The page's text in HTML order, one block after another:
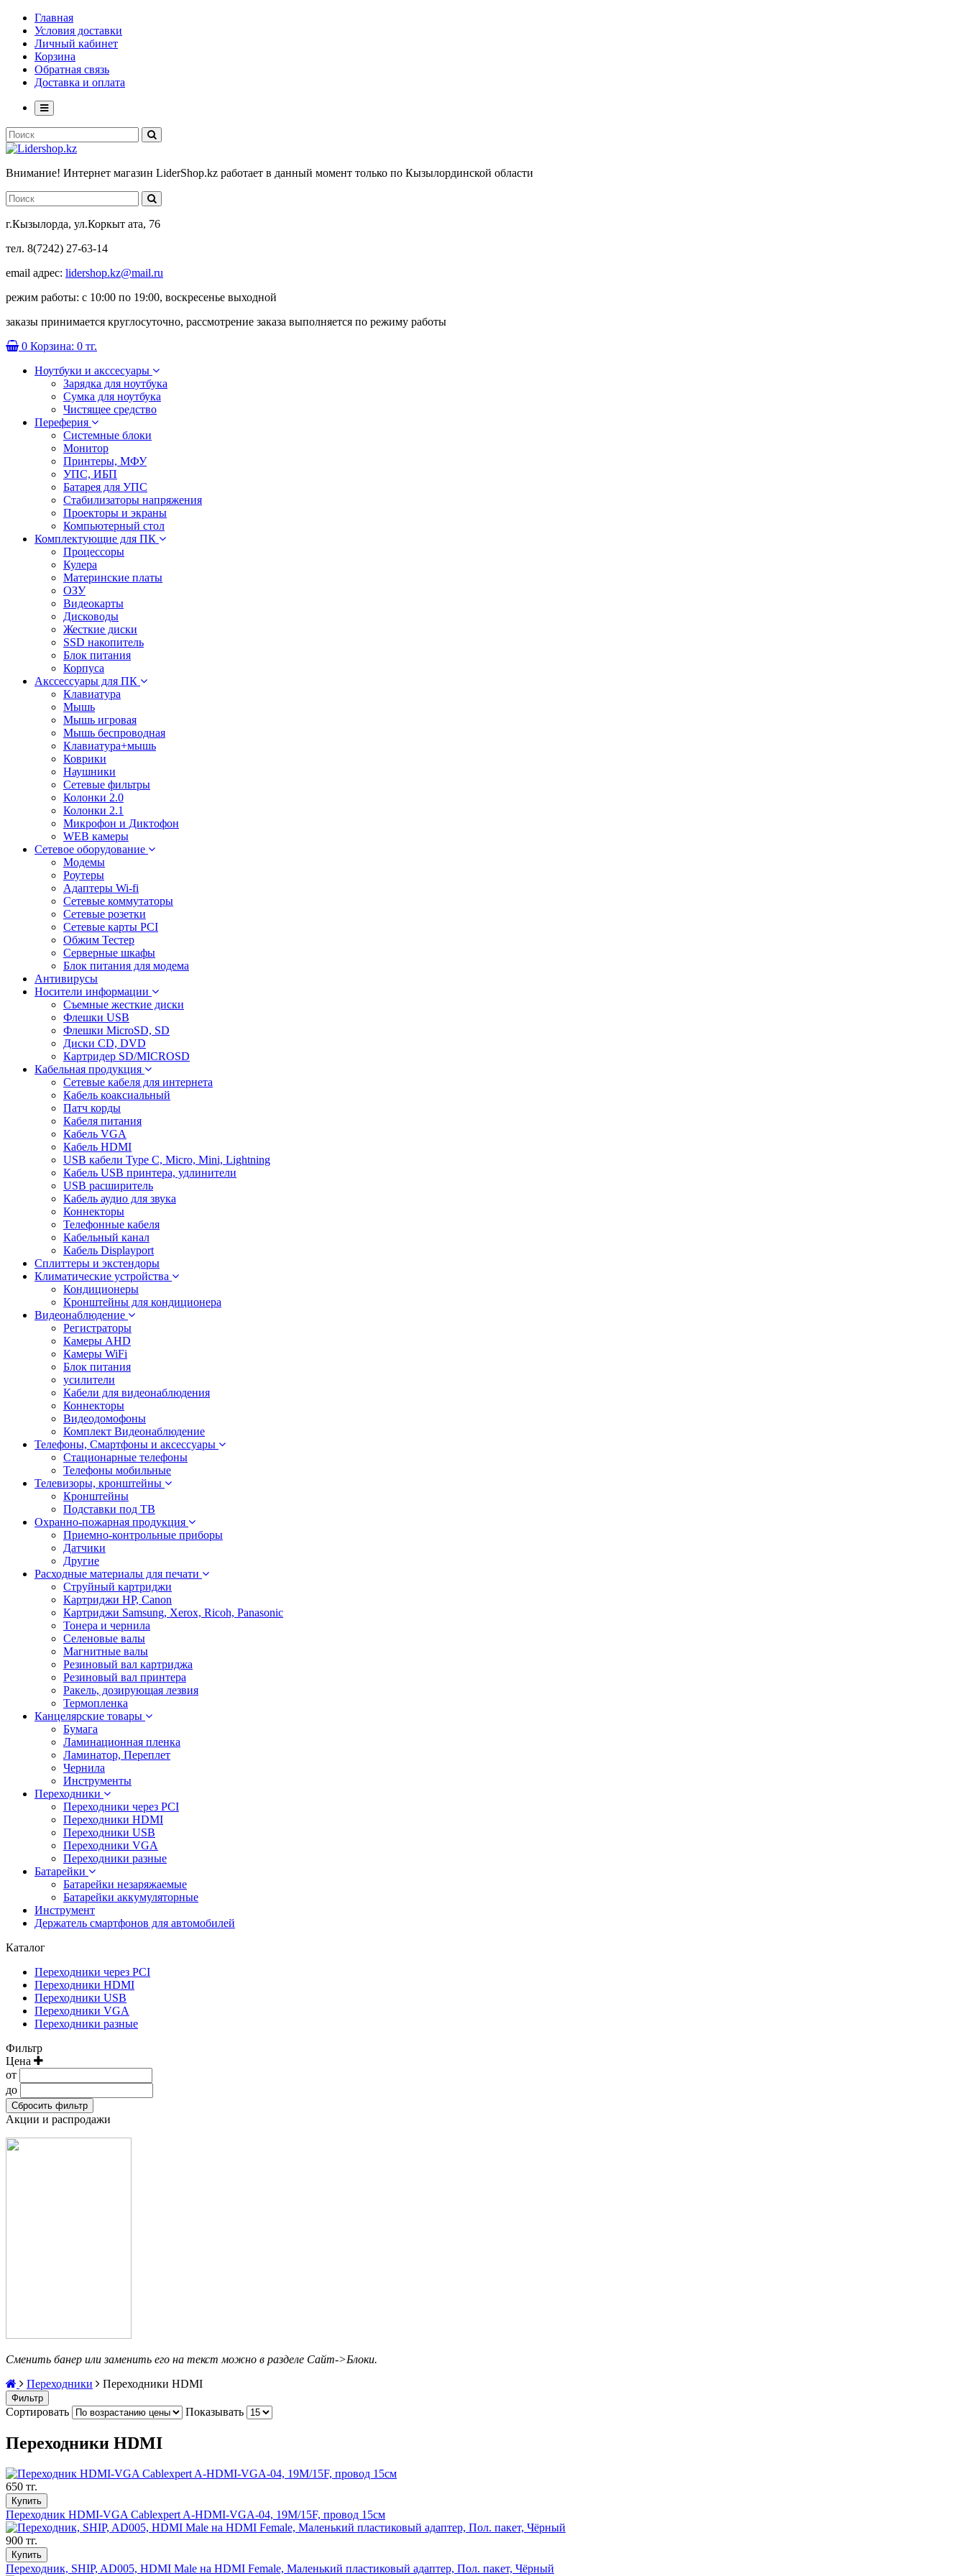
Главная
Условия доставки
Личный кабинет
Корзина
Обратная связь
Доставка и оплата
Внимание! Интернет магазин LiderShop.kz работает в данный момент только по Кызылординской области
г.Кызылорда, ул.Коркыт ата, 76
тел. 8(7242) 27-63-14
email адрес: lidershop.kz@mail.ru
режим работы: с 10:00 по 19:00, воскресенье выходной
заказы принимается круглосуточно, рассмотрение заказа выполняется по режиму работы
0 Корзина: 0 тг.
Ноутбуки и акссесуары
Зарядка для ноутбука
Сумка для ноутбука
Чистящее средство
Переферия
Системные блоки
Монитор
Принтеры, МФУ
УПС, ИБП
Батарея для УПС
Стабилизаторы напряжения
Проекторы и экраны
Компьютерный стол
Комплектующие для ПК
Процессоры
Кулера
Материнские платы
ОЗУ
Видеокарты
Дисководы
Жесткие диски
SSD накопитель
Блок питания
Корпуса
Акссессуары для ПК
Клавиатура
Мышь
Мышь игровая
Мышь беспроводная
Клавиатура+мышь
Коврики
Наушники
Сетевые фильтры
Колонки 2.0
Колонки 2.1
Микрофон и Диктофон
WEB камеры
Сетевое оборудование
Модемы
Роутеры
Адаптеры Wi-fi
Сетевые коммутаторы
Сетевые розетки
Сетевые карты PCI
Обжим Тестер
Серверные шкафы
Блок питания для модема
Антивирусы
Носители информации
Съемные жесткие диски
Флешки USB
Флешки MicroSD, SD
Диски CD, DVD
Картридер SD/MICROSD
Кабельная продукция
Сетевые кабеля для интернета
Кабель коаксиальный
Патч корды
Кабеля питания
Кабель VGA
Кабель HDMI
USB кабели Type C, Micro, Mini, Lightning
Кабель USB принтера, удлинители
USB расширитель
Кабель аудио для звука
Коннекторы
Телефонные кабеля
Кабельный канал
Кабель Displayport
Сплиттеры и экстендоры
Климатические устройства
Кондиционеры
Кронштейны для кондиционера
Видеонаблюдение
Регистраторы
Камеры AHD
Камеры WiFi
Блок питания
усилители
Кабели для видеонаблюдения
Коннекторы
Видеодомофоны
Комплект Видеонаблюдение
Телефоны, Смартфоны и аксессуары
Стационарные телефоны
Телефоны мобильные
Телевизоры, кронштейны
Кронштейны
Подставки под ТВ
Охранно-пожарная продукция
Приемно-контрольные приборы
Датчики
Другие
Расходные материалы для печати
Струйный картриджи
Картриджи HP, Canon
Картриджи Samsung, Xerox, Ricoh, Panasonic
Тонера и чернила
Селеновые валы
Магнитные валы
Резиновый вал картриджа
Резиновый вал принтера
Ракель, дозирующая лезвия
Термопленка
Канцелярские товары
Бумага
Ламинационная пленка
Ламинатор, Переплет
Чернила
Инструменты
Переходники
Переходники через PCI
Переходники HDMI
Переходники USB
Переходники VGA
Переходники разные
Батарейки
Батарейки незаряжаемые
Батарейки аккумуляторные
Инструмент
Держатель смартфонов для автомобилей
Каталог
Переходники через PCI
Переходники HDMI
Переходники USB
Переходники VGA
Переходники разные
Фильтр
Цена
от
до
Сбросить фильтр
Акции и распродажи
Сменить банер или заменить его на текст можно в разделе Сайт->Блоки.
Переходники
Переходники HDMI
Фильтр
Сортировать Показывать
Переходники HDMI
650 тг.
Купить
Переходник HDMI-VGA Cablexpert A-HDMI-VGA-04, 19M/15F, провод 15см
900 тг.
Купить
Переходник, SHIP, AD005, HDMI Male на HDMI Female, Маленький пластиковый адаптер, Пол. пакет, Чёрный